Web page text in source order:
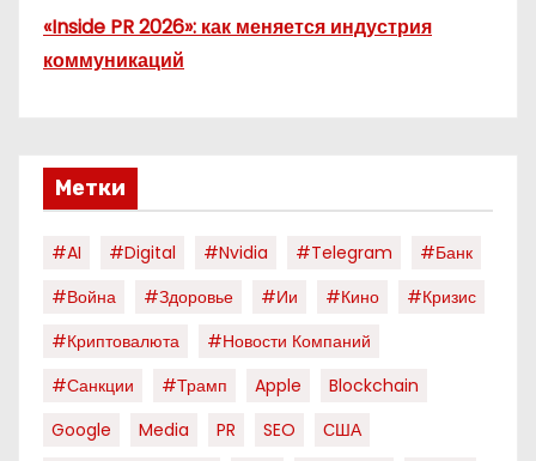
«Inside PR 2026»: как меняется индустрия
коммуникаций
Метки
#AI #digital #nvidia #telegram
#банк
#война
#здоровье #ии #кино
#кризис
#криптовалюта
#новости Компаний
#санкции
#трамп Apple
Blockchain
Google
Media PR SEO
США